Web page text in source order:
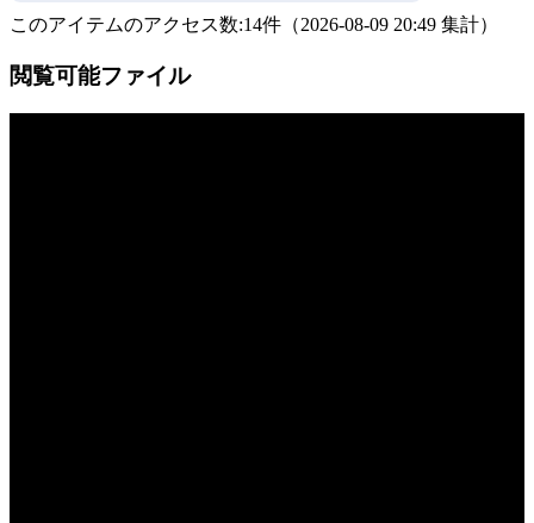
このアイテムのアクセス数:14件 （2026-08-09 20:49 集計）
閲覧可能ファイル